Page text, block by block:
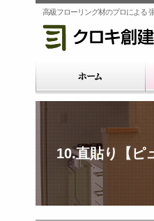
高級フローリング材のプロによる
10.直貼り【ピ